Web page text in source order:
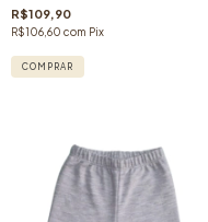
R$109,90
R$106,60 com Pix
COMPRAR